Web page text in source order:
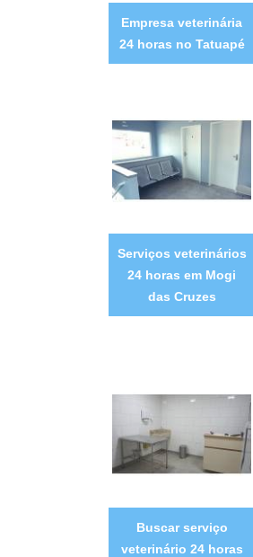
Empresa veterinária
24 horas no Tatuapé
Serviços veterinários
24 horas em Mogi
das Cruzes
Buscar serviço
veterinário 24 horas